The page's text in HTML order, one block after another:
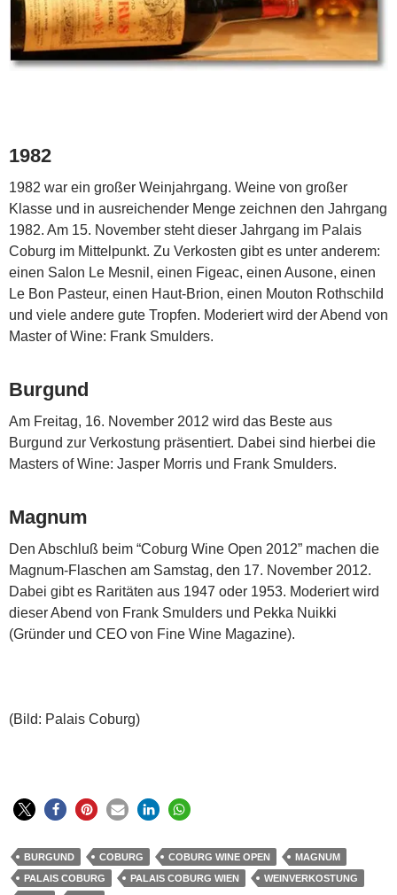
1982
1982 war ein großer Weinjahrgang. Weine von großer
Klasse und in ausreichender Menge zeichnen den Jahrgang
1982. Am 15. November steht dieser Jahrgang im Palais
Coburg im Mittelpunkt. Zu Verkosten gibt es unter anderem:
einen Salon Le Mesnil, einen Figeac, einen Ausone, einen
Le Bon Pasteur, einen Haut-Brion, einen Mouton Rothschild
und viele andere gute Tropfen. Moderiert wird der Abend von
Master of Wine: Frank Smulders.
Burgund
Am Freitag, 16. November 2012 wird das Beste aus
Burgund zur Verkostung präsentiert. Dabei sind hierbei die
Masters of Wine: Jasper Morris und Frank Smulders.
Magnum
Den Abschluß beim “Coburg Wine Open 2012” machen die
Magnum-Flaschen am Samstag, den 17. November 2012.
Dabei gibt es Raritäten aus 1947 oder 1953. Moderiert wird
dieser Abend von Frank Smulders und Pekka Nuikki
(Gründer und CEO von Fine Wine Magazine).
(Bild: Palais Coburg)
BURGUND COBURG COBURG WINE OPEN
MAGNUM
PALAIS COBURG
PALAIS COBURG WIEN
WEINVERKOSTUNG